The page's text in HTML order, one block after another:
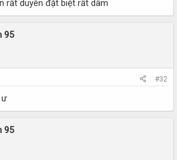
rất duyên đặt biệt rất dâm
95
#32
95